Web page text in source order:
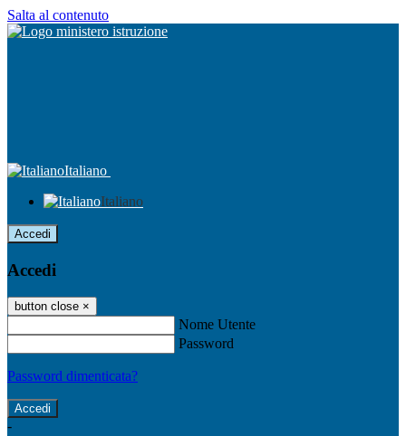
Salta al contenuto
Italiano
Italiano
Accedi
Accedi
button close ×
Nome Utente
Password
Password dimenticata?
-